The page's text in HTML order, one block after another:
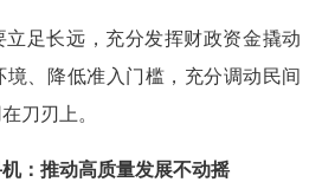
立足长远，充分发挥财政资金撬动
、降低准入门槛，充分调动民间
刀刃上。
：推动高质量发展不动摇